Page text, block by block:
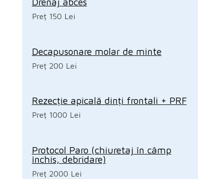
Preț 150 Lei
Decapusonare molar de minte
Preț 200 Lei
Rezecție apicală dinți frontali + PRF
Preț 1000 Lei
Protocol Paro (chiuretaj în câmp
închis, debridare)
Preț 2000 Lei